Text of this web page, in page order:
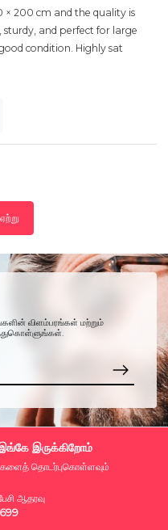
× 200 cm and the quality is
sturdy, and perfect for large
condition. Highly sat
விளம்பரங்கள் மற்றும்
இருக்கிறோம்
தொடர்புகொள்ளவும்
ஆதரவு